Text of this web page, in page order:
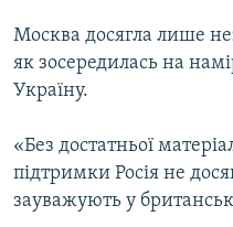
Москва досягла лише
як зосередилась на
Україну.
«Без достатньої
підтримки Росія не
зауважують у